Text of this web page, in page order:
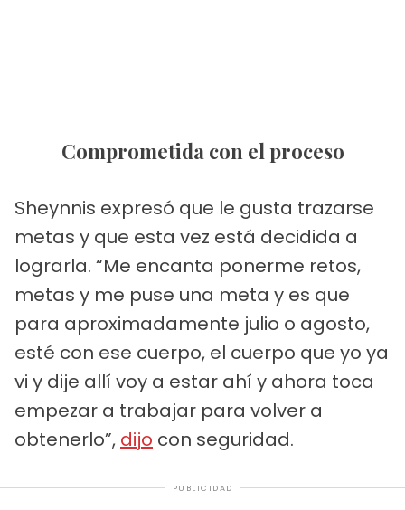
Comprometida con el proceso
Sheynnis expresó que le gusta trazarse
metas y que esta vez está decidida a
lograrla. “Me encanta ponerme retos,
metas y me puse una meta y es que
para aproximadamente julio o agosto,
esté con ese cuerpo, el cuerpo que yo ya
vi y dije allí voy a estar ahí y ahora toca
empezar a trabajar para volver a
obtenerlo”, dijo con seguridad.
PUBLICIDAD